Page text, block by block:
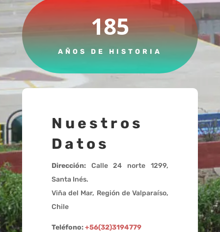
185
AÑOS DE HISTORIA
Nuestros
Datos
Dirección:Calle 24 norte 1299,
Santa Inés.
Viña del Mar, Región de Valparaíso,
Chile
Teléfono:+56(32)3194779